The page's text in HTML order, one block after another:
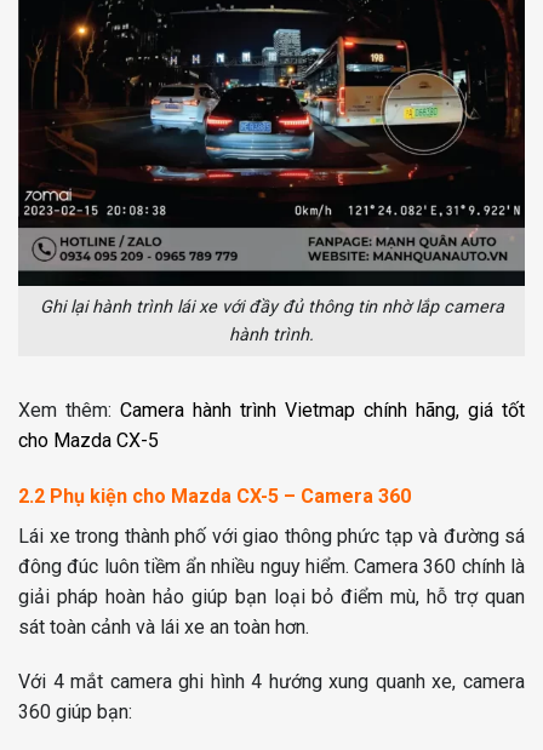
Ghi lại hành trình lái xe với đầy đủ thông tin nhờ lắp camera
hành trình.
Xem thêm: Camera hành trình Vietmap chính hãng, giá tốt
cho Mazda CX-5
2.2 Phụ kiện cho Mazda CX-5 – Camera 360
Lái xe trong thành phố với giao thông phức tạp và đường sá
đông đúc luôn tiềm ẩn nhiều nguy hiểm. Camera 360 chính là
giải pháp hoàn hảo giúp bạn loại bỏ điểm mù, hỗ trợ quan
sát toàn cảnh và lái xe an toàn hơn.
Với 4 mắt camera ghi hình 4 hướng xung quanh xe, camera
360 giúp bạn: